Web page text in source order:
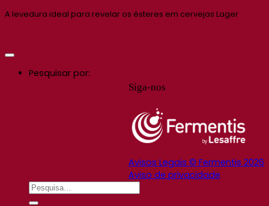
A levedura ideal para revelar os ésteres em cervejas Lager
Siga-nos
Avisos Legais © Fermentis 2026
Aviso de privacidade
Pesquisar por: